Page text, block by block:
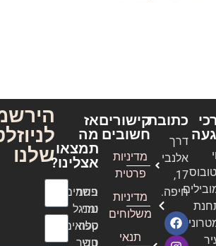
כתובת
דרך
אלנבי
17,
חיפה.
קישורים
חשובים
מדיניות
פרטית
מדיניות
משלוחים
תנאי
אז
מה
תמצאו
אצלינו?
בשר
טרי
טלה
פחמים
ומנגל
קפואים
בשר
הירשמו
לניוזלטר
שלנו
שם מלא
אימייל